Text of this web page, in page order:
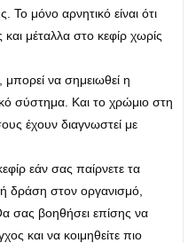
Το μόνο αρνητικό είναι ότι
μέταλλα στο κεφίρ χωρίς
να σημειωθεί η
σύστημα. Και το χρώμιο στη
έχουν διαγνωστεί με
εάν σας παίρνετε τα
δράση στον οργανισμό,
σας βοηθήσει επίσης να
και να κοιμηθείτε πιο